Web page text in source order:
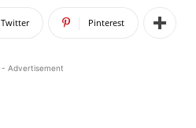
Twitter Pinterest
- Advertisement